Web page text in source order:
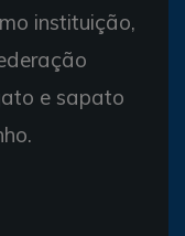
instituição,
e sapato